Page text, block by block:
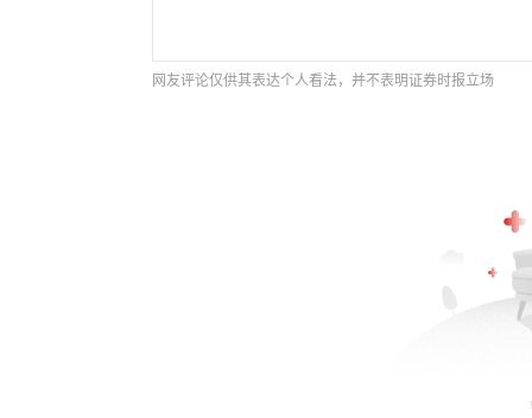
网友评论仅供其表达个人看法，并不表明证券时报立场